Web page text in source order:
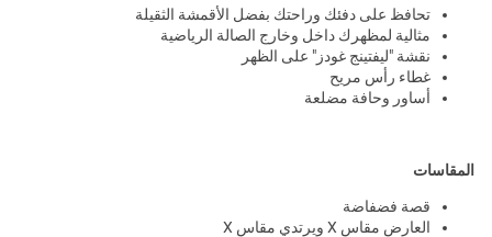
تحافظ على دفئك وراحتك بفضل الأقمشة الثقيلة
مثالية لمظهرك داخل وخارج الصالة الرياضية
نقشة "ليفتينج غودز" على الظهر
غطاء رأس مريح
أساور وحافة مضلعة
المقاسات
قصة فضفاضة
العارض مقاس X ويرتدي مقاس X